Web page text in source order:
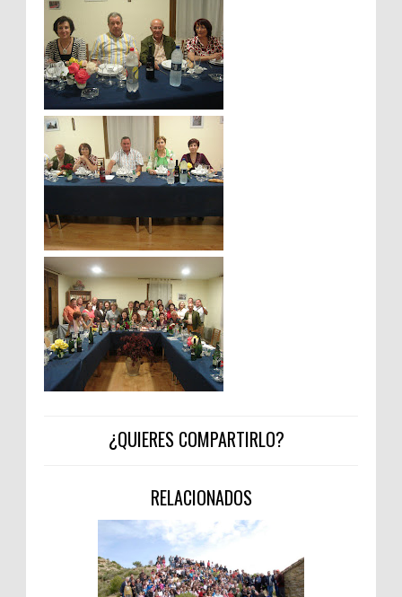
¿QUIERES COMPARTIRLO?
RELACIONADOS